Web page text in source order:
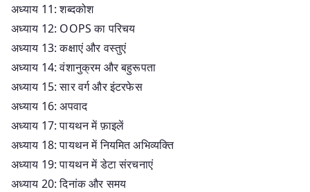
अध्याय 11: शब्दकोश
अध्याय 12: OOPS का परिचय
अध्याय 13: कक्षाएं और वस्तुएं
अध्याय 14: वंशानुक्रम और बहुरूपता
अध्याय 15: सार वर्ग और इंटरफेस
अध्याय 16: अपवाद
अध्याय 17: पायथन में फ़ाइलें
अध्याय 18: पायथन में नियमित अभिव्यक्ति
अध्याय 19: पायथन में डेटा संरचनाएं
अध्याय 20: दिनांक और समय